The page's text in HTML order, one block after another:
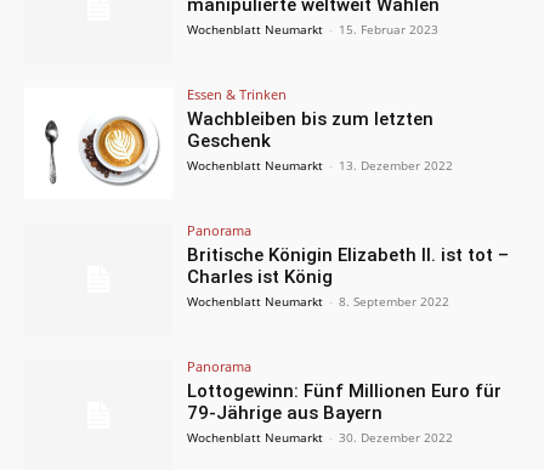
manipulierte weltweit Wahlen
Wochenblatt Neumarkt - 15. Februar 2023
Essen & Trinken
Wachbleiben bis zum letzten
Geschenk
Wochenblatt Neumarkt - 13. Dezember 2022
Panorama
Britische Königin Elizabeth II. ist tot –
Charles ist König
Wochenblatt Neumarkt - 8. September 2022
Panorama
Lottogewinn: Fünf Millionen Euro für
79-Jährige aus Bayern
Wochenblatt Neumarkt - 30. Dezember 2022